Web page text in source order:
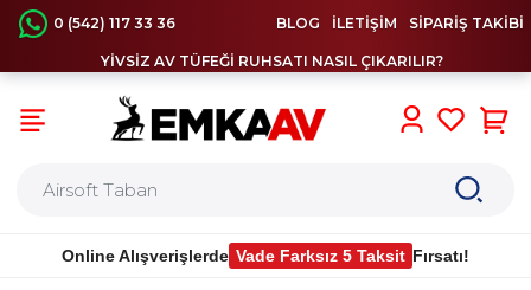
0 (542) 117 33 36 BLOG İLETİŞİM SİPARİŞ TAKİBİ
YİVSİZ AV TÜFEĞİ RUHSATI NASIL ÇIKARILIR?
Online Alışverişlerde Vade Farksız 5 Taksit Fırsatı!